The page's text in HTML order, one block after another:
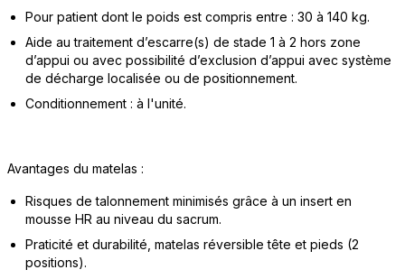
Pour patient dont le poids est compris entre : 30 à 140 kg.
Aide au traitement d’escarre(s) de stade 1 à 2 hors zone
d’appui ou avec possibilité d’exclusion d’appui avec système
de décharge localisée ou de positionnement.
Conditionnement : à l'unité.
Avantages du matelas :
Risques de talonnement minimisés grâce à un insert en
mousse HR au niveau du sacrum.
Praticité et durabilité, matelas réversible tête et pieds (2
positions).